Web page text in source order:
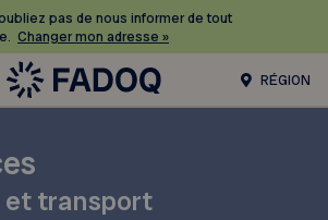
pas de nous informer de tout
Changer mon adresse »
RÉGION
transport